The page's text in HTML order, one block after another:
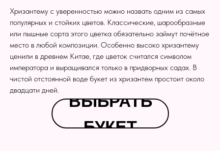
Хризантему с уверенностью можно назвать одним из самых
популярных и стойких цветов. Классические, шарообразные
или пышные сорта этого цветка обязательно займут почётное
место в любой композиции. Особенно высоко хризантему
ценили в древнем Китае, где цветок считался символом
императора и выращивался только в придворных садах. В
чистой отстоянной воде букет из хризантем простоит около
двадцати дней.
ВЫБРАТЬ
БУКЕТ